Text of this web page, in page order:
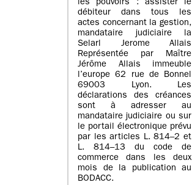
les pouvoirs : assister le
débiteur dans tous les
actes concernant la gestion,
mandataire judiciaire la
Selarl Jerome Allais
Représentée par Maître
Jérôme Allais immeuble
l’europe 62 rue de Bonnel
69003 Lyon. Les
déclarations des créances
sont à adresser au
mandataire judiciaire ou sur
le portail électronique prévu
par les articles L. 814–2 et
L. 814–13 du code de
commerce dans les deux
mois de la publication au
BODACC.